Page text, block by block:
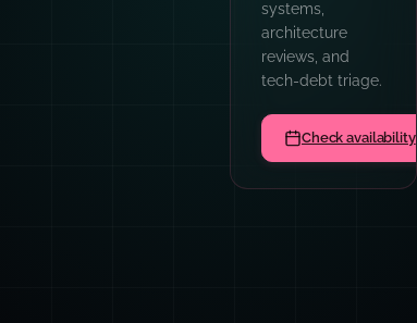
systems,
architecture
reviews, and
tech-debt triage.
Check availability